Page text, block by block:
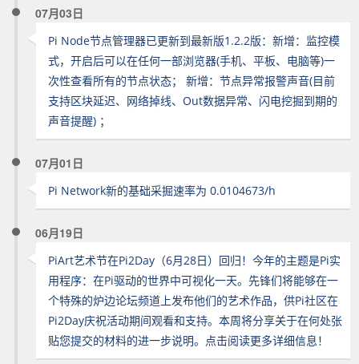
07月03日
Pi Node节点管理器已更新到最新版1.2.2版：新增：监控模
式，开启后可以在任何一部浏览器(手机、平板、电脑等)一
次性查看所有的节点状态； 新增：节点异常报警声音(目前
支持区块延迟、网络掉线、Out数据异常、闪电挖掘到期的
声音提醒) ；
07月01日
Pi Network新的基础采掘速率为 0.0104673/h
06月19日
PiArt艺术节在Pi2Day（6月28日）回归！今年的主题是Pi实
用程序：在Pi驱动的世界中可视化一天。先锋们将能够在一
个特殊的炉边论坛频道上发布他们的艺术作品，供Pi社区在
Pi2Day庆祝活动期间观看和支持。本周将分享关于在何处张
贴您提交的材料的进一步说明。点击阅读更多详细信息！